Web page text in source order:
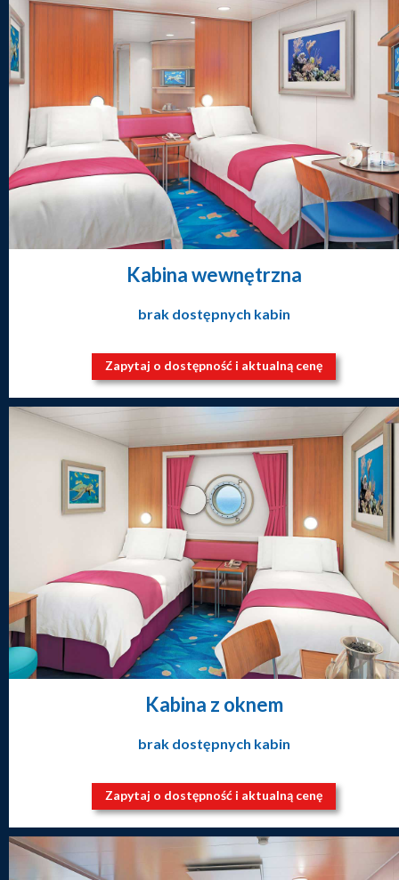
Kabina wewnętrzna
brak dostępnych kabin
Zapytaj o dostępność i aktualną cenę
Kabina z oknem
brak dostępnych kabin
Zapytaj o dostępność i aktualną cenę